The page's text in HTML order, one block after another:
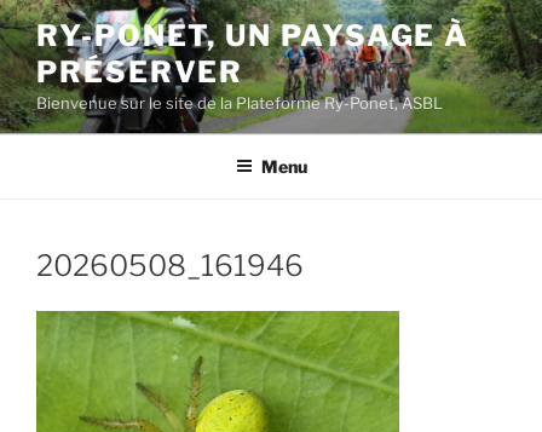
Aller
au
contenu
principal
RY-PONET, UN PAYSAGE À
PRÉSERVER
Bienvenue sur le site de la Plateforme Ry-Ponet, ASBL
Menu
20260508_161946